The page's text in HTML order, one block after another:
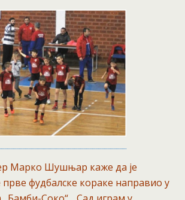
Марко Шушњар каже да је
фудбалске кораке направио у